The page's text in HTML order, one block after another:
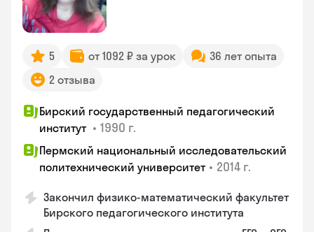
5 от 1092 ₽ за урок
36 лет опыта
2 отзыва
Бирский государственный педагогический
институт • 1990 г.
Пермский национальный исследовательский
политехнический университет • 2014 г.
Закончил физико-математический факультет
Бирского педагогического института